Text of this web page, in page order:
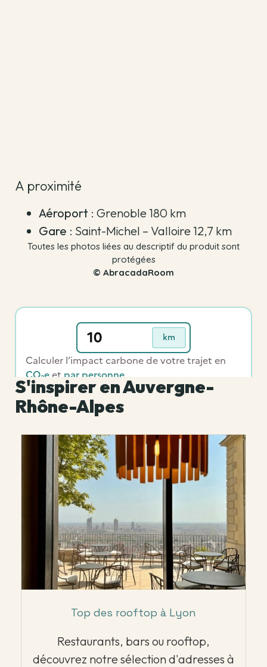
A proximité
Aéroport : Grenoble 180 km
Gare : Saint-Michel – Valloire 12,7 km
Toutes les photos liées au descriptif du produit sont
protégées
© AbracadaRoom
S'inspirer en Auvergne-
Rhône-Alpes
Top des rooftop à Lyon
Restaurants, bars ou rooftop,
découvrez notre sélection d'adresses à